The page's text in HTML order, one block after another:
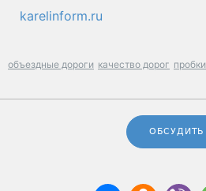
karelinform.ru
объездные дороги качество дорог пробки
ОБСУДИТЬ